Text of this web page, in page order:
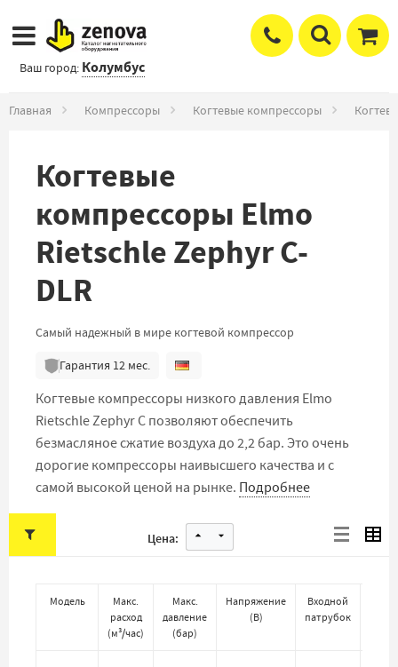
Ваш город: Колумбус
Главная Компрессоры Когтевые компрессоры
Когтевые
компрессоры Elmo
Rietschle Zephyr C-
DLR
Самый надежный в мире когтевой компрессор
Гарантия 12мес.
Когтевые компрессоры низкого давления Elmo
Rietschle Zephyr C позволяют обеспечить
безмасляное сжатие воздуха до 2,2 бар. Это очень
дорогие компрессоры наивысшего качества и с
самой высокой ценой на рынке. Подробнее
Цена:
Модель
Макс.
расход
(м³/час)
Макс.
давление
(бар)
Напряжение
(В)
Входной
патрубок